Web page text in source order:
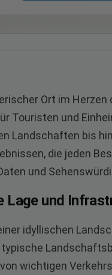
Ort im
Touristen und
Landschaften bis
die jeden
und
Lage und
idyllischen
typische
wichtigen